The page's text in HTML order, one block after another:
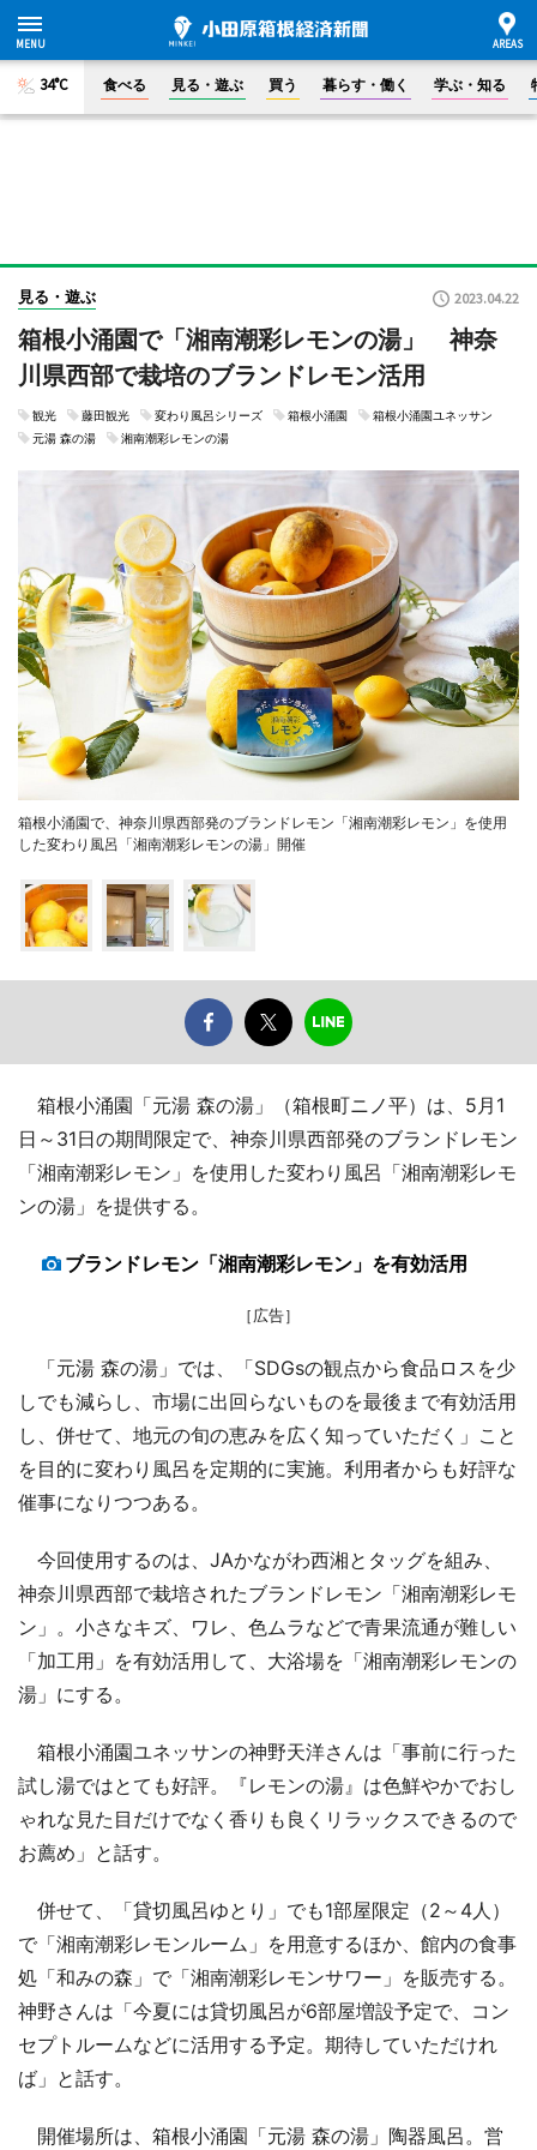
34°C 食べる 見る・遊ぶ 買う 暮らす・働く 学ぶ・知る
見る・遊ぶ 2023.04.22
箱根小涌園で「湘南潮彩レモンの湯」 神奈
川県西部で栽培のブランドレモン活用
観光 藤田観光 変わり風呂シリーズ 箱根小涌園
箱根小涌園ユネッサン
元湯 森の湯
湘南潮彩レモンの湯
箱根小涌園で、神奈川県西部発のブランドレモン「湘南潮彩レモン」を使用
した変わり風呂「湘南潮彩レモンの湯」開催
箱根小涌園「元湯 森の湯」（箱根町ニノ平）は、5月1
日～31日の期間限定で、神奈川県西部発のブランドレモン
「湘南潮彩レモン」を使用した変わり風呂「湘南潮彩レモ
ンの湯」を提供する。
ブランドレモン「湘南潮彩レモン」を有効活用
［広告］
「元湯 森の湯」では、「SDGsの観点から食品ロスを少
しでも減らし、市場に出回らないものを最後まで有効活用
し、併せて、地元の旬の恵みを広く知っていただく」こと
を目的に変わり風呂を定期的に実施。利用者からも好評な
催事になりつつある。
今回使用するのは、JAかながわ西湘とタッグを組み、
神奈川県西部で栽培されたブランドレモン「湘南潮彩レモ
ン」。小さなキズ、ワレ、色ムラなどで青果流通が難しい
「加工用」を有効活用して、大浴場を「湘南潮彩レモンの
湯」にする。
箱根小涌園ユネッサンの神野天洋さんは「事前に行った
試し湯ではとても好評。『レモンの湯』は色鮮やかでおし
ゃれな見た目だけでなく香りも良くリラックスできるので
お薦め」と話す。
併せて、「貸切風呂ゆとり」でも1部屋限定（2～4人）
で「湘南潮彩レモンルーム」を用意するほか、館内の食事
処「和みの森」で「湘南潮彩レモンサワー」を販売する。
神野さんは「今夏には貸切風呂が6部屋増設予定で、コン
セプトルームなどに活用する予定。期待していただけれ
ば」と話す。
開催場所は、箱根小涌園「元湯 森の湯」陶器風呂。営